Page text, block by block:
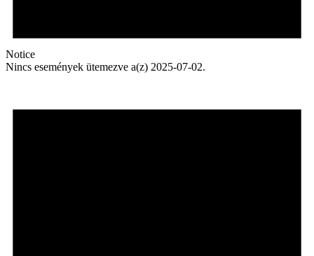
Notice
Nincs események ütemezve a(z) 2025-07-02.